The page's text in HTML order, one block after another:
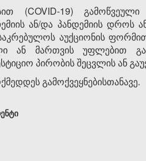
(COVID-19)
ან/და პანდემიის დროს
აუქციონის
ან მართვის უფლებით
პირობის შეცვლის ან
გამოქვეყნებისთანავე.